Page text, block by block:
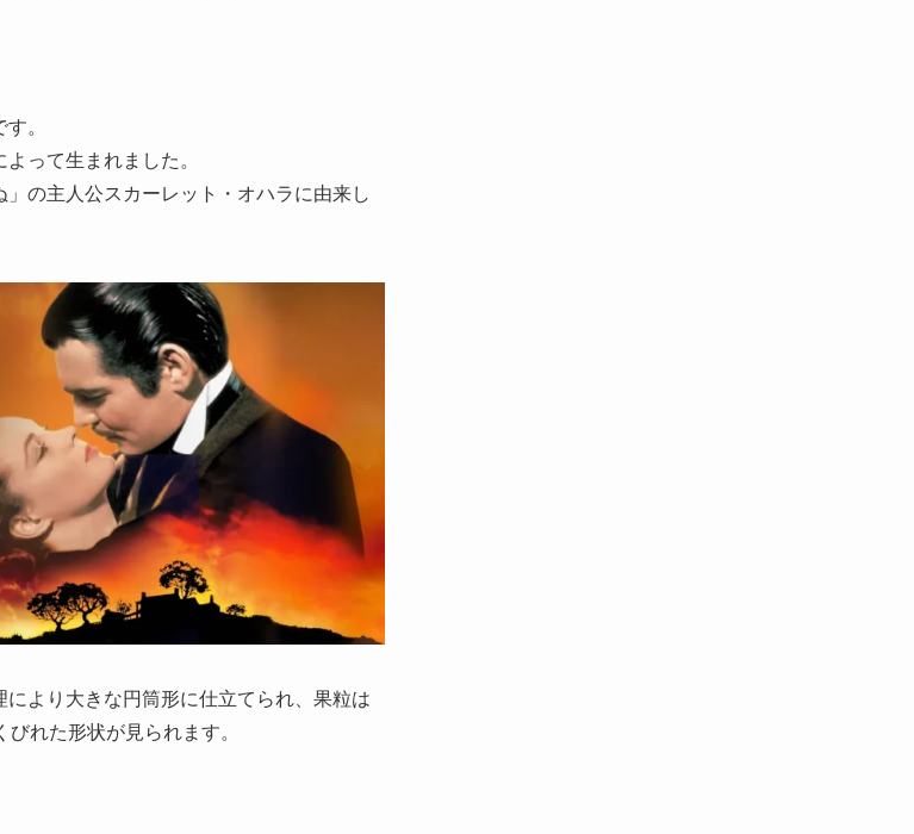
。
って生まれました。
の主人公スカーレット・オハラに由来し
より大きな円筒形に仕立てられ、果粒は
れた形状が見られます。